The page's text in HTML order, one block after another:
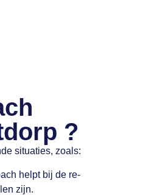
?
situaties, zoals:
helpt bij de re-
zijn.